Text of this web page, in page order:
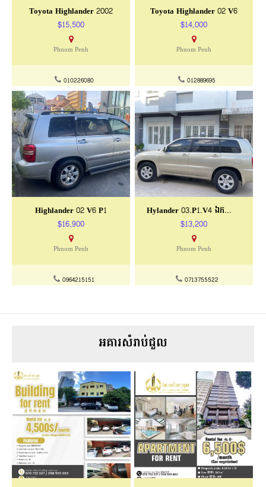
Toyota Highlander 2002
$15,500
Phnom Penh
010226080
Toyota Highlander 02 V6
$14,000
Phnom Penh
012889695
Highlander 02 V6 P1
$16,900
Phnom Penh
0964215151
Hylander 03.P1.V4 ឯកសារធម្មតា
$13,200
Phnom Penh
0713755522
អគារសំរាប់ជួល